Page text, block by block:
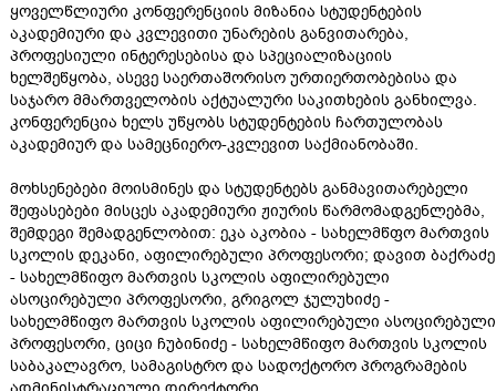
ყოველწლიური კონფერენციის მიზანია სტუდენტების
აკადემიური და კვლევითი უნარების განვითარება,
პროფესიული ინტერესებისა და სპეციალიზაციის
ხელშეწყობა, ასევე საერთაშორისო ურთიერთობებისა და
საჯარო მმართველობის აქტუალური საკითხების განხილვა.
კონფერენცია ხელს უწყობს სტუდენტების ჩართულობას
აკადემიურ და სამეცნიერო-კვლევით საქმიანობაში.
მოხსენებები მოისმინეს და სტუდენტებს განმავითარებელი
შეფასებები მისცეს აკადემიური ჟიურის წარმომადგენლებმა,
შემდეგი შემადგენლობით: ეკა აკობია - სახელმწფო მართვის
სკოლის დეკანი, აფილირებული პროფესორი; დავით ბაქრაძე
- სახელმწიფო მართვის სკოლის აფილირებული
ასოცირებული პროფესორი, გრიგოლ ჯულუხიძე -
სახელმწიფო მართვის სკოლის აფილირებული ასოცირებული
პროფესორი, ციცი ჩუბინიძე - სახელმწიფო მართვის სკოლის
საბაკალავრო, სამაგისტრო და სადოქტორო პროგრამების